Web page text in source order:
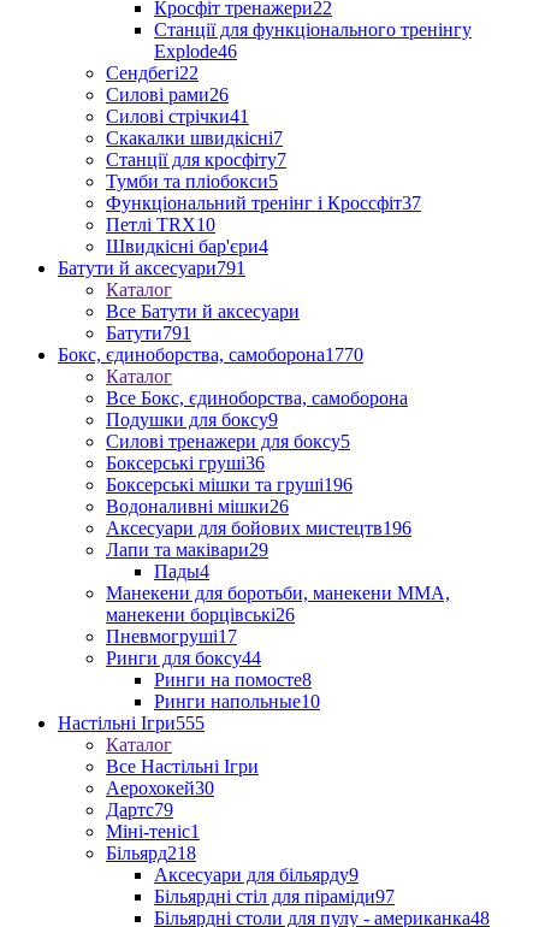
Кросфіт тренажери22
Станції для функціонального тренінгу
Explode46
Сендбегі22
Силові рами26
Силові стрічки41
Скакалки швидкісні7
Станції для кросфіту7
Тумби та пліобокси5
Функціональний тренінг і Кроссфіт37
Петлі TRX10
Швидкісні бар'єри4
Батути й аксесуари791
Каталог
Все Батути й аксесуари
Батути791
Бокс, єдиноборства, самоборона1770
Каталог
Все Бокс, єдиноборства, самоборона
Подушки для боксу9
Силові тренажери для боксу5
Боксерські груші36
Боксерські мішки та груші196
Водоналивні мішки26
Аксесуари для бойових мистецтв196
Лапи та маківари29
Пады4
Манекени для боротьби, манекени ММА,
манекени борцівські26
Пневмогруші17
Ринги для боксу44
Ринги на помосте8
Ринги напольные10
Настільні Ігри555
Каталог
Все Настільні Ігри
Аерохокей30
Дартс79
Міні-теніс1
Більярд218
Аксесуари для більярду9
Більярдні стіл для піраміди97
Більярдні столи для пулу - американка48